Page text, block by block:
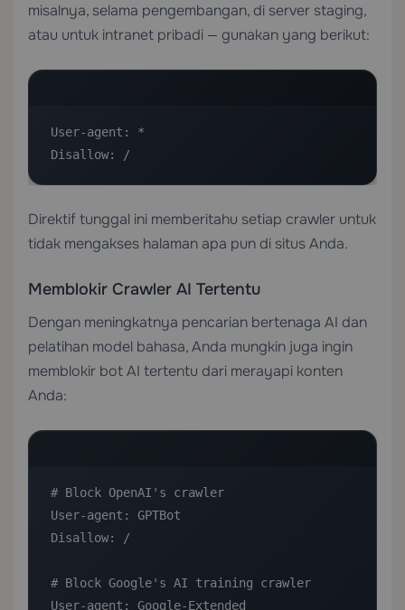
misalnya, selama pengembangan, di server staging,
atau untuk intranet pribadi — gunakan yang berikut:
User-agent: *
Disallow: /
Direktif tunggal ini memberitahu setiap crawler untuk
tidak mengakses halaman apa pun di situs Anda.
Memblokir Crawler AI Tertentu
Dengan meningkatnya pencarian bertenaga AI dan
pelatihan model bahasa, Anda mungkin juga ingin
memblokir bot AI tertentu dari merayapi konten
Anda:
# Block OpenAI's crawler
User-agent: GPTBot
Disallow: /
# Block Google's AI training crawler
User-agent: Google-Extended